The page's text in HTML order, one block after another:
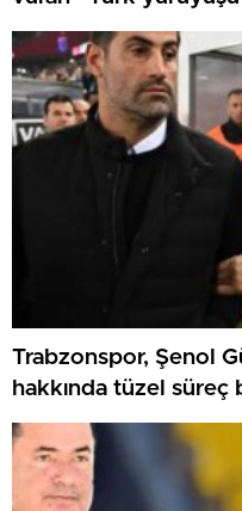
Trabzonspor, Şenol
hakkında tüzel süreç